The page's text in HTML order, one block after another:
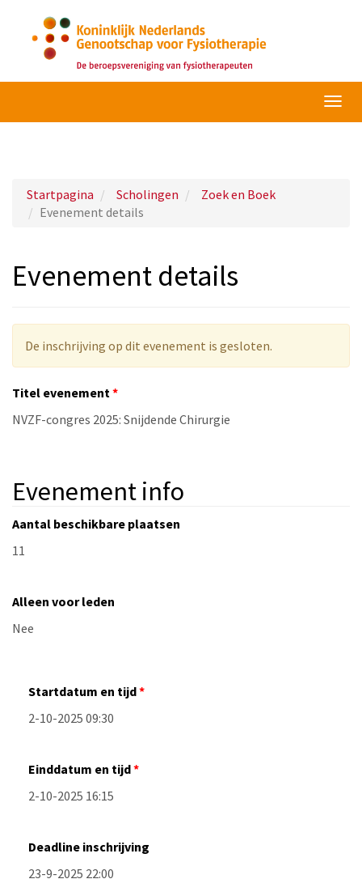
Startpagina Scholingen
Zoek en Boek
Evenement details
Evenement details
De inschrijving op dit evenement is gesloten.
Titel evenement
Evenement info
Aantal beschikbare plaatsen
Alleen voor leden
Startdatum en tijd
Einddatum en tijd
Deadline inschrijving